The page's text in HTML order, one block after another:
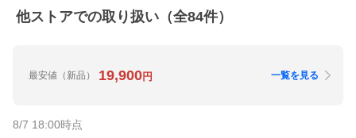
他ストアでの取り扱い（全84件）
最安値 （新品） 19,900円 一覧を見る
8/7 18:00時点